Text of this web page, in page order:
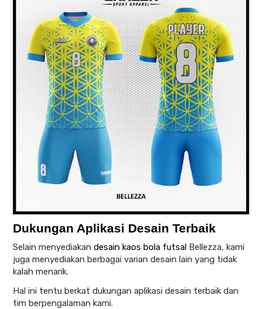
Dukungan Aplikasi Desain Terbaik
Selain menyediakan desain kaos bola futsal Bellezza, kami
juga menyediakan berbagai varian desain lain yang tidak
kalah menarik.
Hal ini tentu berkat dukungan aplikasi desain terbaik dan
tim berpengalaman kami.